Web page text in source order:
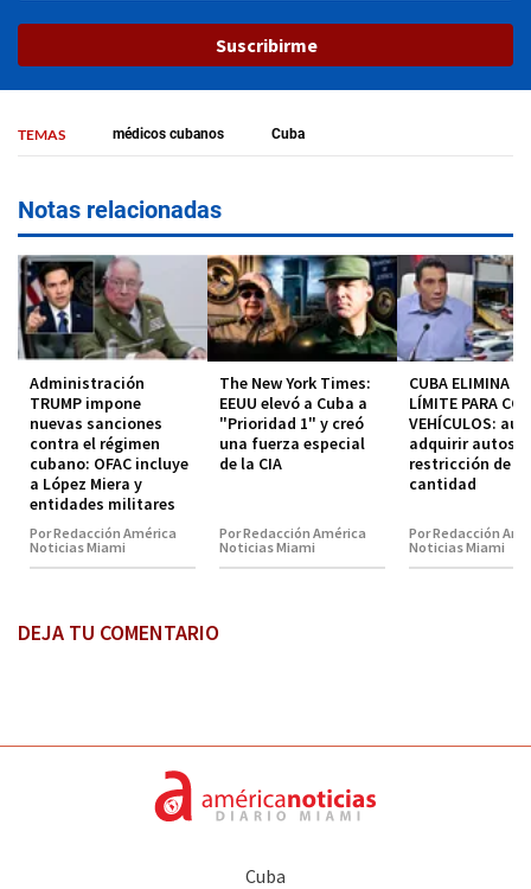
Suscribirme
TEMAS médicos cubanos Cuba
Notas relacionadas
Administración
TRUMP impone
nuevas sanciones
contra el régimen
cubano: OFAC incluye
a López Miera y
entidades militares
Por Redacción América
Noticias Miami
The New York Times:
EEUU elevó a Cuba a
"Prioridad 1" y creó
una fuerza especial
de la CIA
Por Redacción América
Noticias Miami
CUBA ELIMINA EL
LÍMITE PARA
VEHÍCULOS:
adquirir autos
restricción de
cantidad
Por Redacción
Noticias Miami
DEJA TU COMENTARIO
Cuba